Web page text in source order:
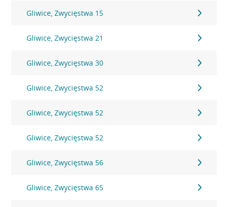
Gliwice, Zwycięstwa 15
Gliwice, Zwycięstwa 21
Gliwice, Zwycięstwa 30
Gliwice, Zwycięstwa 52
Gliwice, Zwycięstwa 52
Gliwice, Zwycięstwa 52
Gliwice, Zwycięstwa 56
Gliwice, Zwycięstwa 65